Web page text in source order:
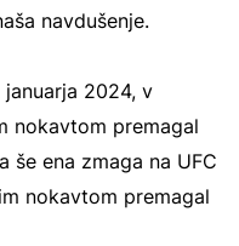
navdušenje.
2024, v
nokavtom premagal
še ena zmaga na UFC
nokavtom premagal